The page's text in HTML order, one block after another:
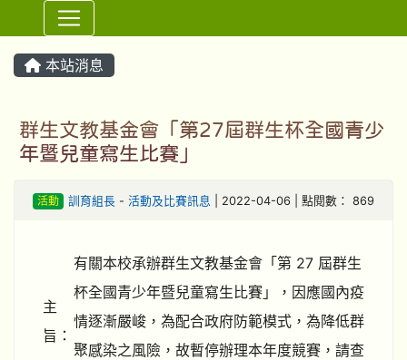
⏸
本站消息
群生文教基金會「第27屆群生杯全國青少
年暨兒童寫生比賽」
活動 訓育組長- 活動及比賽訊息 | 2022-04-06 | 點閱數： 869
主
旨：
有關本校承辦群生文教基金會「第 27 屆群生
杯全國青少年暨兒童寫生比賽」，因應國內疫
情逐漸嚴峻，為配合政府防範模式，為降低群
聚感染之風險，故暫停辦理本年度競賽，請查